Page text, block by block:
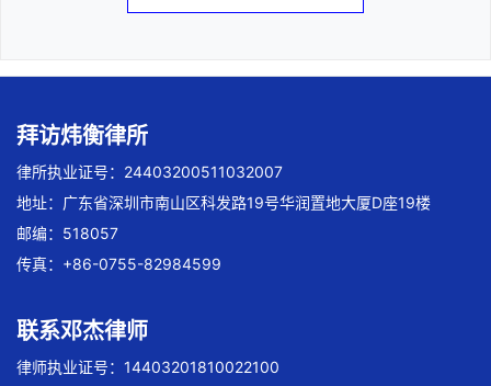
拜访炜衡律所
律所执业证号：24403200511032007
地址：广东省深圳市南山区科发路19号华润置地大厦D座19楼
邮编：518057
传真：+86-0755-82984599
联系邓杰律师
律师执业证号：14403201810022100